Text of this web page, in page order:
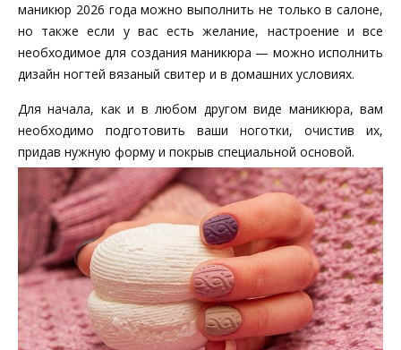
маникюр 2026 года можно выполнить не только в салоне,
но также если у вас есть желание, настроение и все
необходимое для создания маникюра — можно исполнить
дизайн ногтей вязаный свитер и в домашних условиях.
Для начала, как и в любом другом виде маникюра, вам
необходимо подготовить ваши ноготки, очистив их,
придав нужную форму и покрыв специальной основой.